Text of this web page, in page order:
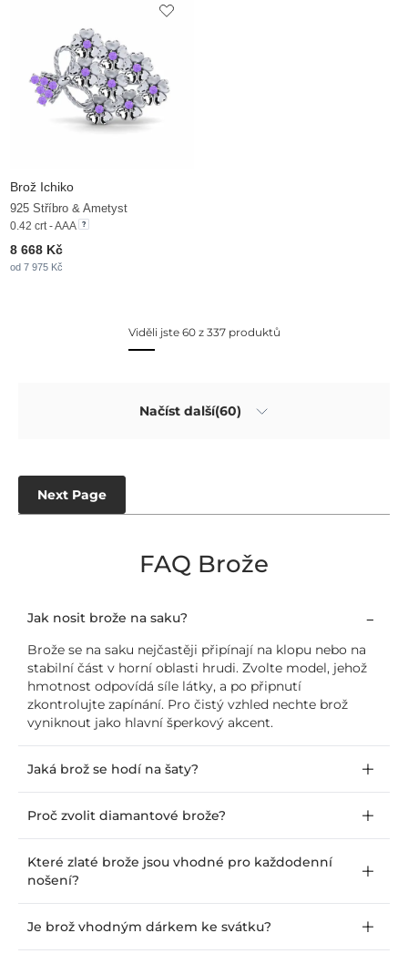
Brož Ichiko
925 Stříbro & Ametyst
0.42 crt - AAA
8 668 Kč
od 7 975 Kč
Viděli jste 60 z 337 produktů
Načíst další(60)
Next Page
FAQ Brože
Jak nosit brože na saku?
Brože se na saku nejčastěji připínají na klopu nebo na
stabilní část v horní oblasti hrudi. Zvolte model, jehož
hmotnost odpovídá síle látky, a po připnutí
zkontrolujte zapínání. Pro čistý vzhled nechte brož
vyniknout jako hlavní šperkový akcent.
Jaká brož se hodí na šaty?
Proč zvolit diamantové brože?
Které zlaté brože jsou vhodné pro každodenní
nošení?
Je brož vhodným dárkem ke svátku?